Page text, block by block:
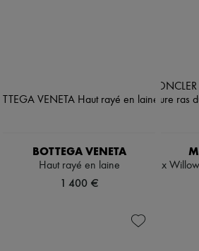
BOTTEGA VENETA
Haut rayé en laine
1 400 €
x